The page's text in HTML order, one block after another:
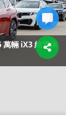
萬輛 iX3 純電休